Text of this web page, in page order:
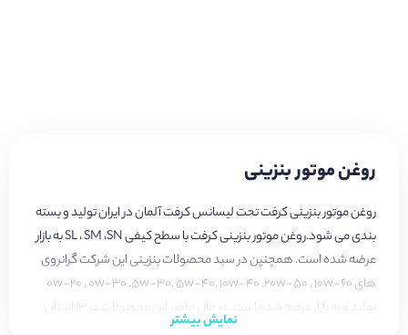
روغن موتور بنزینی
روغن موتور بنزینی کرفت تحت لیسانس کرفت آلمان در ایران تولید و بسته
بندی می شود.روغن موتور بنزینی کرفت با سطح کیفی SL ، SM ،SN به بازار
عرضه شده است. همچنین در سبد محصولات بنزینی این شرکت گرانروی
های 0w-20 , 0w-30 ,5w-30, 5w-40, 10w-40 ,20w-50 , 10w-60
تولید و به بازار عرضه شده است. در حال حاضر این محصولات در 13 استان
نمایش بیشتر